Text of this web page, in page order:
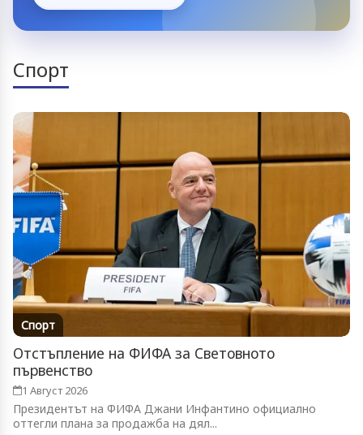
Спорт
Спорт
Отстъпление на ФИФА за Световното
първенство
1 Август 2026
Президентът на ФИФА Джани Инфантино официално
оттегли плана за продажба на дял...